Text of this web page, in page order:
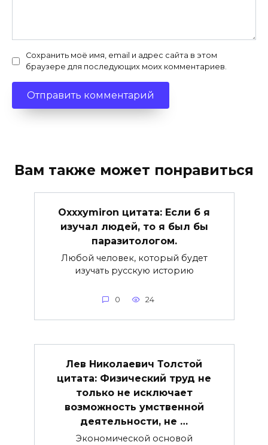
Сохранить моё имя, email и адрес сайта в этом
браузере для последующих моих комментариев.
Вам также может понравиться
Oxxxymiron цитата: Если б я
изучал людей, то я был бы
паразитологом.
Любой человек, который будет
изучать русскую историю
0 24
Лев Николаевич Толстой
цитата: Физический труд не
только не исключает
возможность умственной
деятельности, не …
Экономической основой